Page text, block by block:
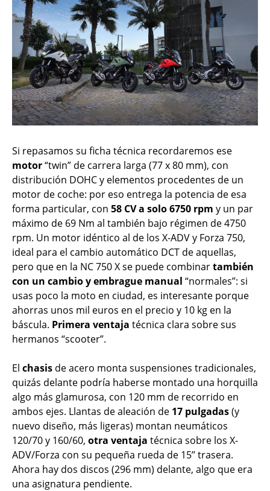
Si repasamos su ficha técnica recordaremos ese
motor“twin” de carrera larga (77 x 80 mm), con
distribución DOHC y elementos procedentes de un
motor de coche: por eso entrega la potencia de esa
forma particular, con 58 CV a solo 6750 rpm y un par
máximo de 69 Nm al también bajo régimen de 4750
rpm. Un motor idéntico al de los X-ADV y Forza 750,
ideal para el cambio automático DCT de aquellas,
pero que en la NC 750 X se puede combinartambién
con un cambio y embrague manual “normales”: si
usas poco la moto en ciudad, es interesante porque
ahorras unos mil euros en el precio y 10 kg en la
báscula. Primera ventaja técnica clara sobre sus
hermanos “scooter”.
El chasis de acero monta suspensiones tradicionales,
quizás delante podría haberse montado una horquilla
algo más glamurosa, con 120 mm de recorrido en
ambos ejes. Llantas de aleación de 17 pulgadas(y
nuevo diseño, más ligeras) montan neumáticos
120/70 y 160/60, otra ventaja técnica sobre los X-
ADV/Forza con su pequeña rueda de 15’’ trasera.
Ahora hay dos discos (296 mm) delante, algo que era
una asignatura pendiente.